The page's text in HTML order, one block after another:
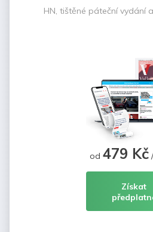
HN, tištěné páteční vydání
od 479 Kč/
Získat